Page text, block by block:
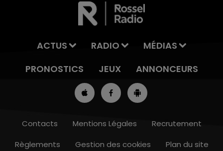
13h00 - 16h00
ACTUS RADIO
MÉDIAS
PRONOSTICS
JEUX ANNONCEURS
Contacts Mentions Légales
Recrutement
Règlements
Gestion des cookies Plan du site